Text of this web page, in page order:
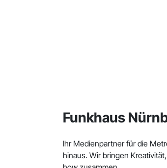
Funkhaus
Ihr Medienpartner für die
hinaus. Wir bringen